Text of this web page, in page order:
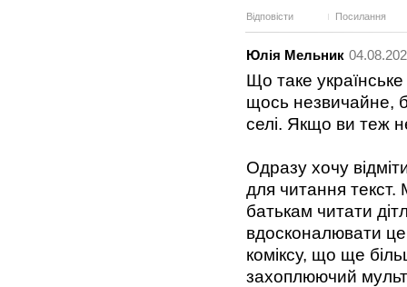
Відповісти Посилання
Юлія Мельник
Що таке
щось незвичайне,
селі. Якщо ви теж
Одразу хочу
для читання
батькам читати
вдосконалювати
коміксу, що ще
захоплюючий